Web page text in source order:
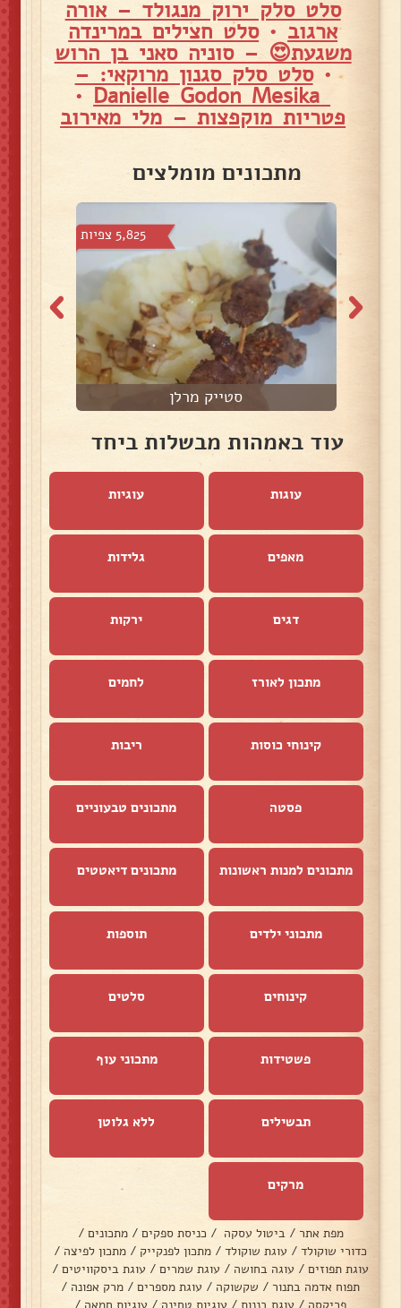
סלט סלק ירוק מנגולד – אורה
ארגוב •סלט חצילים במרינדה
משגעת😍 – סוניה סאני בן הרוש
•סלט סלק סגנון מרוקאי: –
•
פטריות מוקפצות – מלי מאירוב
מתכונים מומלצים
5,825 צפיות
סטייק מרלן
עוד באמהות מבשלות ביחד
עוגות עוגיות
מאפים גלידות
דגים ירקות
מתכון לאורז לחמים
קינוחי כוסות ריבות
פסטה מתכונים טבעוניים
מתכונים למנות ראשונות מתכונים דיאטטים
מתכוני ילדים תוספות
קינוחים סלטים
פשטידות מתכוני עוף
תבשילים ללא גלוטן
מרקים
מפת אתר / ביטול עסקה / כניסת ספקים / מתכונים /
כדורי שוקולד / עוגת שוקולד / מתכון לפנקייק / מתכון לפיצה /
עוגת תפוזים / עוגה בחושה / עוגת שמרים / עוגת ביסקוויטים /
תפוח אדמה בתנור / שקשוקה / עוגת מספרים / מרק אפונה /